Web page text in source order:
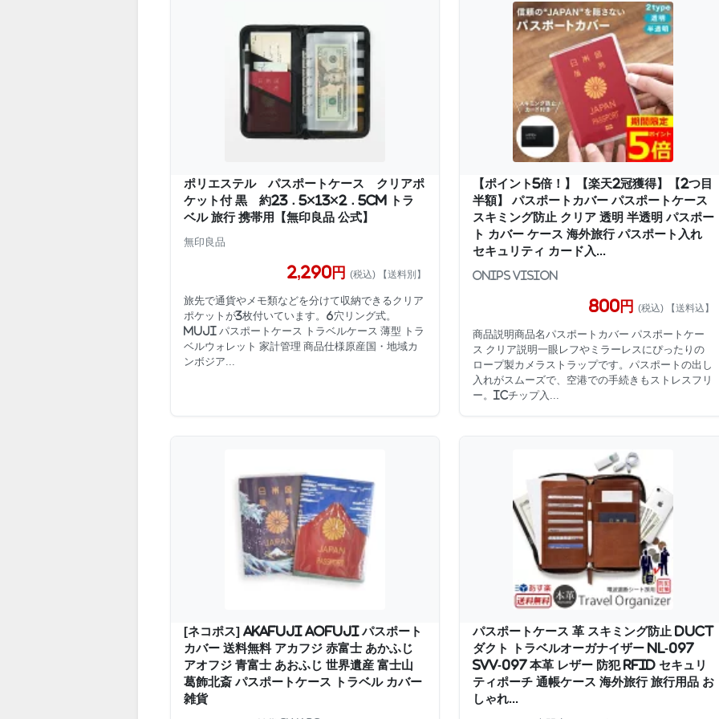
ポリエステル パスポートケース クリアポ
ケット付 黒 約23．5×13×2．5cm トラ
ベル 旅行 携帯用【無印良品 公式】
無印良品
2,290円 (税込) 【送料別】
旅先で通貨やメモ類などを分けて収納できるクリア
ポケットが3枚付いています。6穴リング式。
MUJI パスポートケース トラベルケース 薄型 トラ
ベルウォレット 家計管理 商品仕様原産国・地域カ
ンボジア...
【ポイント5倍！】【楽天2冠獲得】【2つ目
半額】 パスポートカバー パスポートケース
スキミング防止 クリア 透明 半透明 パスポー
ト カバー ケース 海外旅行 パスポート入れ
セキュリティ カード入...
Onips Vision
800円 (税込) 【送料込】
商品説明商品名パスポートカバー パスポートケー
ス クリア説明一眼レフやミラーレスにぴったりの
ロープ製カメラストラップです。パスポートの出し
入れがスムーズで、空港での手続きもストレスフリ
ー。ICチップ入...
[ネコポス] akafuji aofuji パスポート
カバー 送料無料 アカフジ 赤富士 あかふじ
アオフジ 青富士 あおふじ 世界遺産 富士山
葛飾北斎 パスポートケース トラベル カバー
雑貨
パスポートケース 革 スキミング防止 DUCT
ダクト トラベルオーガナイザー NL-097
SVV-097 本革 レザー 防犯 RFID セキュリ
ティポーチ 通帳ケース 海外旅行 旅行用品 お
しゃれ...